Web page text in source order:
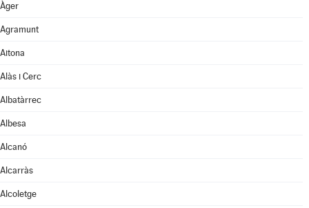
Àger
Agramunt
Aitona
Alàs i Cerc
Albatàrrec
Albesa
Alcanó
Alcarràs
Alcoletge